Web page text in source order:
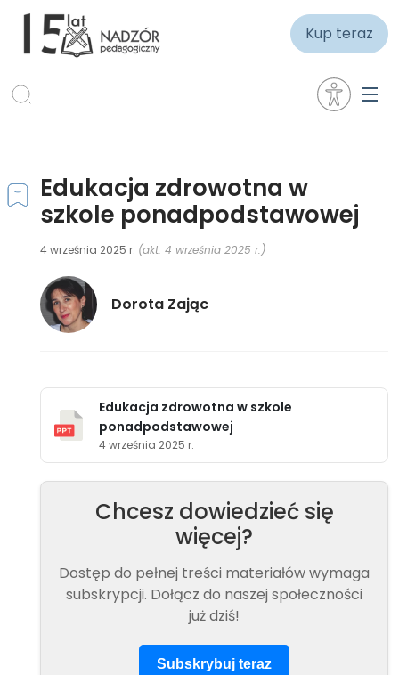
Kup teraz
Edukacja zdrowotna w
szkole ponadpodstawowej
4 września 2025 r. (akt. 4 września 2025 r.)
Dorota Zając
Edukacja zdrowotna w szkole
ponadpodstawowej
4 września 2025 r.
Chcesz dowiedzieć się
więcej?
Dostęp do pełnej treści materiałów wymaga
subskrypcji. Dołącz do naszej społeczności
już dziś!
Subskrybuj teraz